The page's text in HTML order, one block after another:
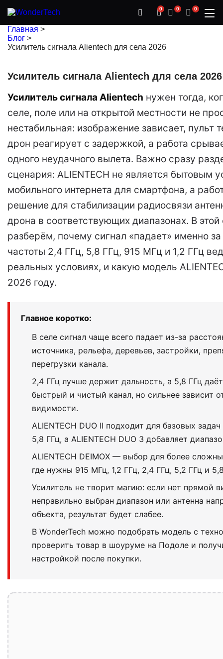
0 0 0
Главная >
Блог >
Усилитель сигнала Alientech для села 2026
Усилитель сигнала Alientech для села 2026
Усилитель сигнала Alientech нужен тогда,
селе, поле или на открытой местности не
нестабильная: изображение зависает, пульт
дрон реагирует с задержкой, а работа
одного неудачного вылета. Важно сразу
сценария: ALIENTECH не является бытовым
мобильного интернета для смартфона, а
решение для стабилизации радиосвязи
дрона в соответствующих диапазонах. В этой
разберём, почему сигнал «падает» именно
частоты 2,4 ГГц, 5,8 ГГц, 915 МГц и 1,2 ГГц
реальных условиях, и какую модель
2026 году.
Главное коротко:
В селе сигнал чаще всего падает из-за
источника, рельефа, деревьев, застройки,
перегрузки канала.
2,4 ГГц лучше держит дальность, а 5,8 ГГц
быстрый и чистый канал, но сильнее зависит
видимости.
ALIENTECH DUO II подходит для базовых
5,8 ГГц, а ALIENTECH DUO 3 добавляет
ALIENTECH DEIMOX — выбор для более
где нужны 915 МГц, 1,2 ГГц, 2,4 ГГц, 5,2 ГГц и
Усилитель не творит магию: если нет прямой
неправильно выбран диапазон или антенна
объекта, результат будет слабее.
В WonderTech можно подобрать модель с
проверить товар в шоуруме на Подоле и
настройкой после покупки.